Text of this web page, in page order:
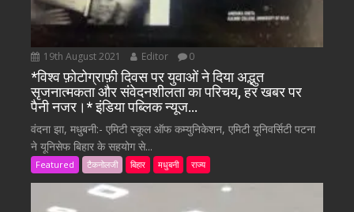
19th August 2021 Editor 0
*विश्व फ़ोटोग्राफ़ी दिवस पर युवाओं ने दिया अद्भुत
सृजनात्मकता और संवेदनशीलता का परिचय, हर खबर पर
पैनी नजर।* इंडिया पब्लिक न्यूज…
वंदना झा, मधुबनी:- एमिटी स्कूल ऑफ कम्युनिकेशन, एमिटी यूनिवर्सिटी पटना
ने यूनिसेफ बिहार के सहयोग से...
Featured टैकनोलजी बिहार मधुबनी राज्य